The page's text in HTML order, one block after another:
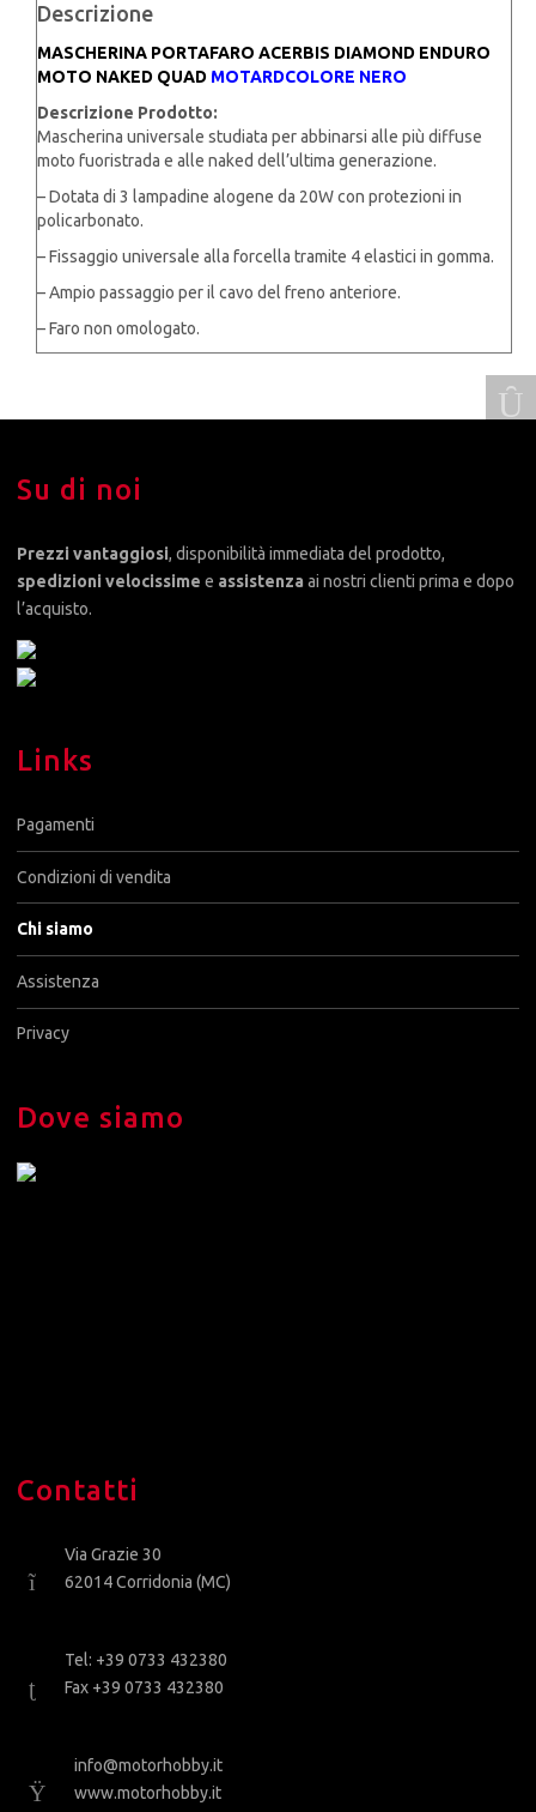
Descrizione
MASCHERINA PORTAFARO ACERBIS DIAMOND ENDURO
MOTO NAKED QUAD MOTARDCOLORE NERO
Descrizione Prodotto:
Mascherina universale studiata per abbinarsi alle più diffuse
moto fuoristrada e alle naked dell’ultima generazione.
– Dotata di 3 lampadine alogene da 20W con protezioni in
policarbonato.
– Fissaggio universale alla forcella tramite 4 elastici in gomma.
– Ampio passaggio per il cavo del freno anteriore.
– Faro non omologato.
Su di noi
Prezzi vantaggiosi, disponibilità immediata del prodotto,
spedizioni velocissime e assistenza ai nostri clienti prima e dopo
l’acquisto.
Links
Pagamenti
Condizioni di vendita
Chi siamo
Assistenza
Privacy
Dove siamo
Contatti
Via Grazie 30
62014 Corridonia (MC)
Tel: +39 0733 432380
Fax +39 0733 432380
info@motorhobby.it
www.motorhobby.it